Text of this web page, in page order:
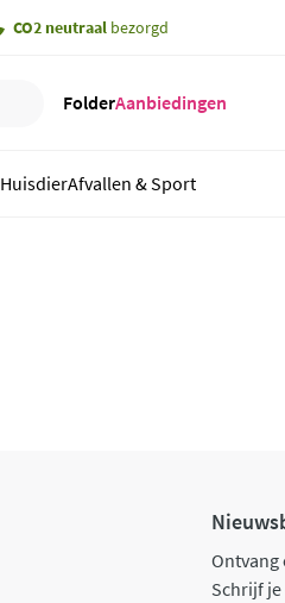
CO2 neutraal bezorgd
FolderAanbiedingen
HuisdierAfvallen & Sport
Ontvang
Schrijf